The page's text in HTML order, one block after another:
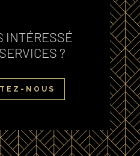
INTÉRESSÉ
?
NOUS